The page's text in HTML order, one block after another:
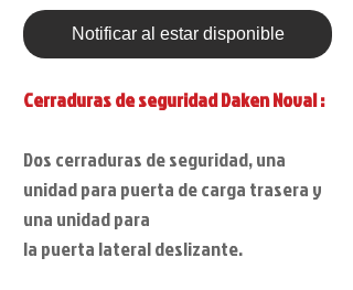
Notificar al estar disponible
Cerraduras de seguridad Daken Noval :
Dos cerraduras de seguridad, una
unidad para puerta de carga trasera y
una unidad para
la puerta lateral deslizante.